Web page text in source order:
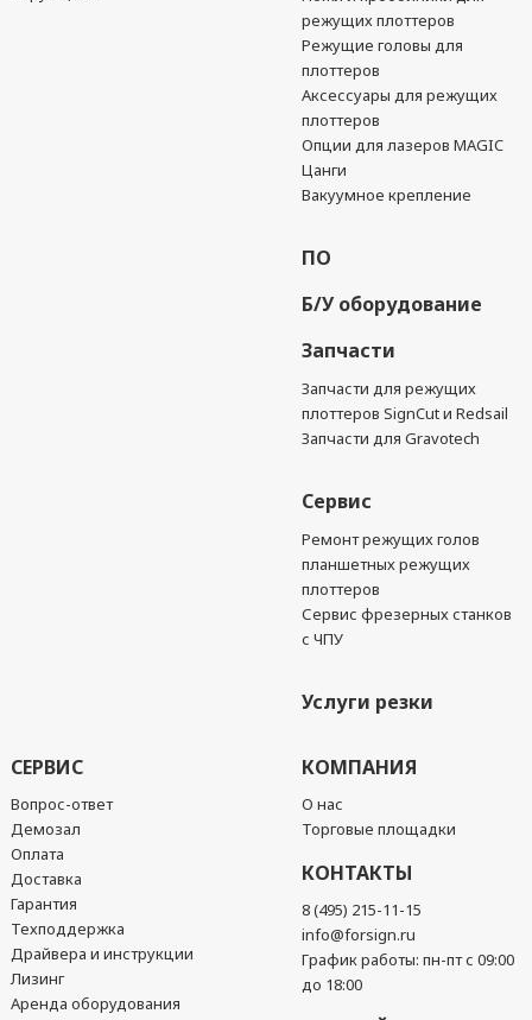
режущих плоттеров
Режущие головы для
плоттеров
Аксессуары для режущих
плоттеров
Опции для лазеров MAGIC
Цанги
Вакуумное крепление
ПО
Б/У оборудование
Запчасти
Запчасти для режущих
плоттеров SignCut и Redsail
Запчасти для Gravotech
Сервис
Ремонт режущих голов
планшетных режущих
плоттеров
Сервис фрезерных станков
с ЧПУ
Услуги резки
СЕРВИС
Вопрос-ответ
Демозал
Оплата
Доставка
Гарантия
Техподдержка
Драйвера и инструкции
Лизинг
Аренда оборудования
КОМПАНИЯ
О нас
Торговые площадки
КОНТАКТЫ
8 (495) 215-11-15
info@forsign.ru
График работы: пн-пт с 09:00
до 18:00